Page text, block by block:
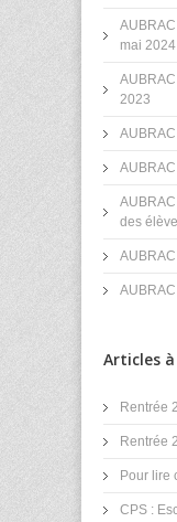
mai 2024
2023
des
Articles
Rentrée
Rentrée
Pour lire
CPS :